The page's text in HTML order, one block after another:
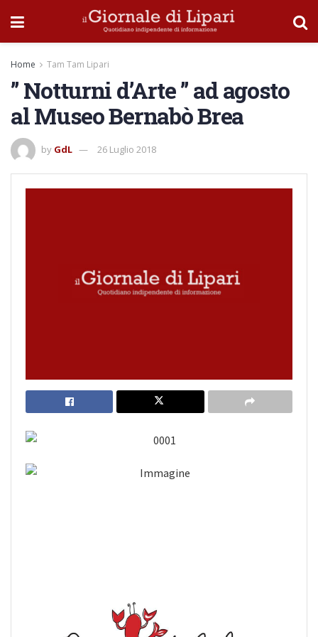
Home Tam Tam Lipari
” Notturni d’Arte ” ad agosto
al Museo Bernabò Brea
by GdL 26 Luglio 2018